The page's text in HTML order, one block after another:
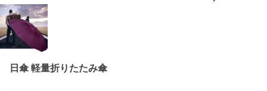
日傘 軽量折りたたみ傘